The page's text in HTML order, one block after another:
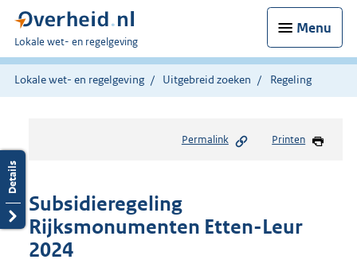
Menu
U
bent
hier:
Lokale wet- en regelgeving
Lokale wet- en regelgeving Uitgebreid zoeken Regeling
Permalink Printen
Subsidieregeling
Rijksmonumenten Etten-Leur
2024